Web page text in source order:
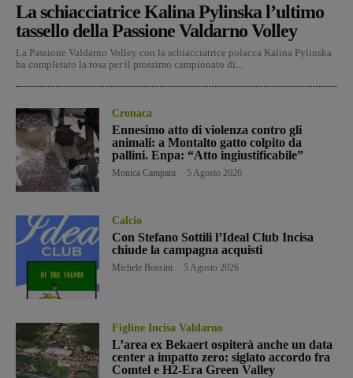
La schiacciatrice Kalina Pylinska l’ultimo
tassello della Passione Valdarno Volley
La Passione Valdarno Volley con la schiacciatrice polacca Kalina Pylinska
ha completato la rosa per il prossimo campionato di...
Cronaca
Ennesimo atto di violenza contro gli
animali: a Montalto gatto colpito da
pallini. Enpa: “Atto ingiustificabile”
Monica Campani 5 Agosto 2026
Calcio
Con Stefano Sottili l’Ideal Club Incisa
chiude la campagna acquisti
Michele Bossini 5 Agosto 2026
Figline Incisa Valdarno
L’area ex Bekaert ospiterà anche un data
center a impatto zero: siglato accordo fra
Comtel e H2-Era Green Valley